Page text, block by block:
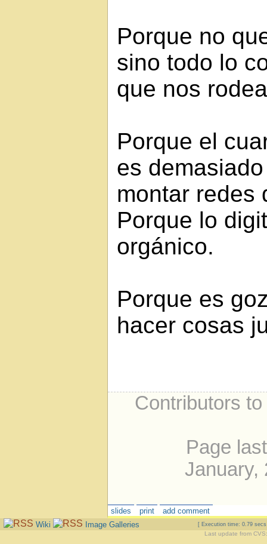
Porque no
sino todo lo
que nos
Porque el
es
montar redes
Porque lo
orgánico.
Porque es
hacer cosas
Contributors
Page
January,
slides print
add comment
Wiki
Image Galleries [ Execution time: 0.79
Last update from